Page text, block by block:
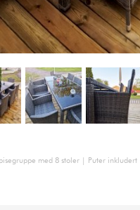
med 8 stoler | Puter